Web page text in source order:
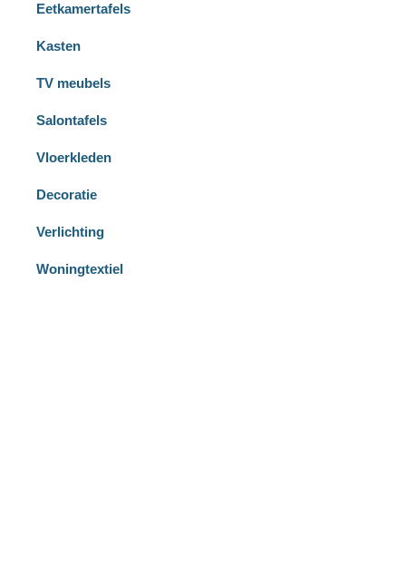
Eetkamertafels
Kasten
TV meubels
Salontafels
Vloerkleden
Decoratie
Verlichting
Woningtextiel